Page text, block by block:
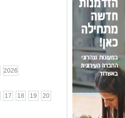
2026
17 18 19
20